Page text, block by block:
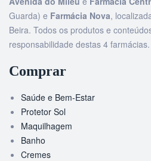
Guarda) e Farmácia Nova,
Beira. Todos os produtos e
responsabilidade destas 4 farmácias.
Comprar
Saúde e Bem-Estar
Protetor Sol
Maquilhagem
Banho
Cremes